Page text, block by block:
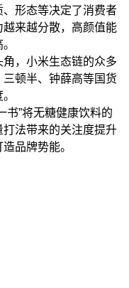
形态等决定了消费者
来越分散，高颜值能
，小米生态链的众多
顿半、钟薛高等国货
书”将无糖健康饮料的
法带来的关注度提升
品牌势能。